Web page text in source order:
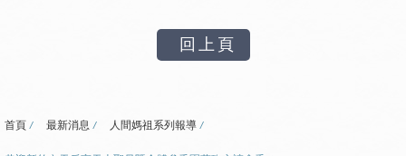
回上頁
首頁 最新消息 人間媽祖系列報導